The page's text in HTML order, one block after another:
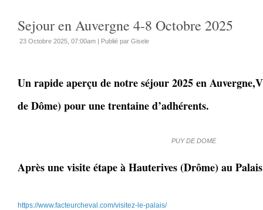
Sejour en Auvergne 4-8 Octobre 2025
23 Octobre 2025, 07:00am | Publié par Gisele
Un rapide aperçu de notre séjour 2025 en
de Dôme) pour une trentaine d’adhérents.
PUY DE DOME
Après une visite étape à Hauterives (Drôme) au
https://www.facteurcheval.com/visitez-le-palais/